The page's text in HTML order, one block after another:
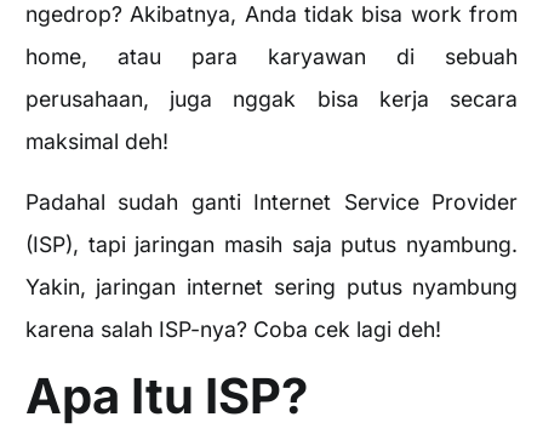
ngedrop? Akibatnya, Anda tidak bisa work from
home, atau para karyawan di sebuah
perusahaan, juga nggak bisa kerja secara
maksimal deh!
Padahal sudah ganti Internet Service Provider
(ISP), tapi jaringan masih saja putus nyambung.
Yakin, jaringan internet sering putus nyambung
karena salah ISP-nya? Coba cek lagi deh!
Apa Itu ISP?